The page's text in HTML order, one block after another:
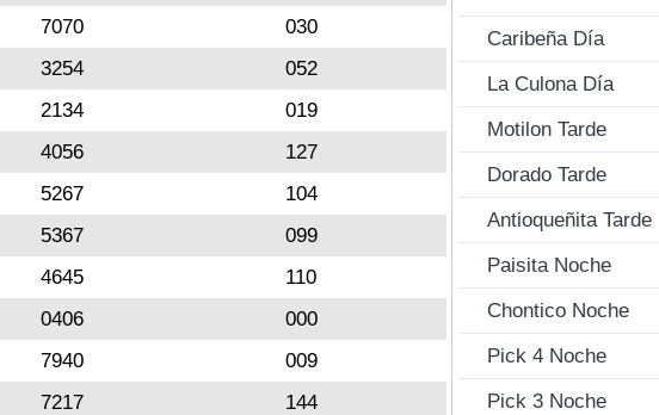
7070
030
3254
052
2134
019
4056
127
5267
104
5367
099
4645
110
0406
000
7940
009
7217
144
Caribeña Día
La Culona Día
Motilon Tarde
Dorado Tarde
Antioqueñita Tarde
Paisita Noche
Chontico Noche
Pick 4 Noche
Pick 3 Noche